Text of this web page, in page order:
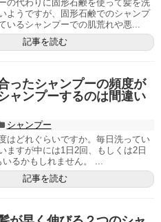
の代わりに固形石鹸を使って髪を洗
ようですが、固形石鹸でのシャンプ
いるシャンプーでの肌荒れや悪...
記事を読む
ったシャンプーの頻度が
ャンプーするのは間違い
シャンプー
はどれぐらいですか。毎日洗ってい
ますが中には1日2回、もしくは2日
るかもしれません。 ...
記事を読む